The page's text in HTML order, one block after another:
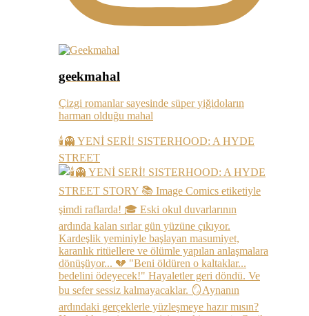
geekmahal
Çizgi romanlar sayesinde süper yiğidoların
harman olduğu mahal
🕯️👻 YENİ SERİ! SISTERHOOD: A HYDE
STREET